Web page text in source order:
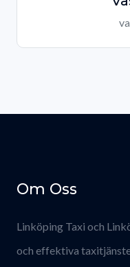
Om Oss
Linköping Taxi och
och effektiva